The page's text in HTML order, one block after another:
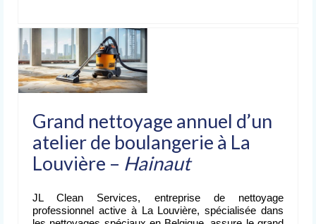
Grand nettoyage annuel d’un
atelier de boulangerie à La
Louvière – Hainaut
JL Clean Services, entreprise de nettoyage
professionnel active à La Louvière, spécialisée dans